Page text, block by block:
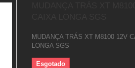
MUDANÇA TRÁS XT M8100 12V
LONGA SGS
Esgotado